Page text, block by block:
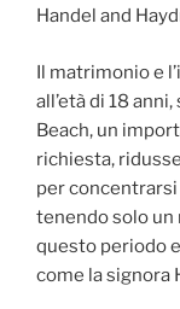
Handel and
Il matrimonio e
all’età di 18
Beach, un
richiesta,
per
tenendo solo un
questo periodo
come la signora